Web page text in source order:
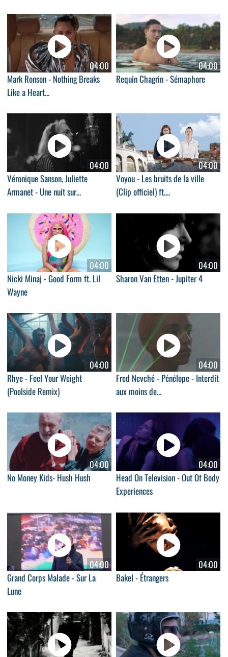
04:00
Mark Ronson - Nothing Breaks
Like a Heart...
04:00
Requin Chagrin - Sémaphore
04:00
Véronique Sanson, Juliette
Armanet - Une nuit sur...
04:00
Voyou - Les bruits de la ville
(Clip officiel) ft....
04:00
Nicki Minaj - Good Form ft. Lil
Wayne
04:00
Sharon Van Etten - Jupiter 4
04:00
Rhye - Feel Your Weight
(Poolside Remix)
04:00
Fred Nevché - Pénélope - Interdit
aux moins de...
04:00
No Money Kids- Hush Hush
04:00
Head On Television - Out Of Body
Experiences
04:00
Grand Corps Malade - Sur La
Lune
04:00
Bakel - Étrangers